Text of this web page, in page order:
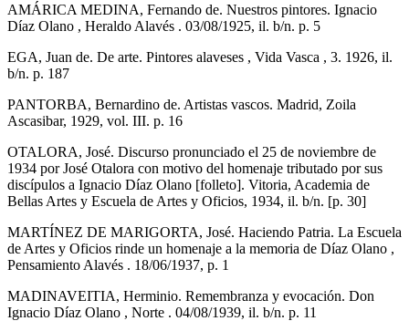
AMÁRICA MEDINA, Fernando de. Nuestros pintores. Ignacio
Díaz Olano , Heraldo Alavés . 03/08/1925, il. b/n. p. 5
EGA, Juan de. De arte. Pintores alaveses , Vida Vasca , 3. 1926, il.
b/n. p. 187
PANTORBA, Bernardino de. Artistas vascos. Madrid, Zoila
Ascasibar, 1929, vol. III. p. 16
OTALORA, José. Discurso pronunciado el 25 de noviembre de
1934 por José Otalora con motivo del homenaje tributado por sus
discípulos a Ignacio Díaz Olano [folleto]. Vitoria, Academia de
Bellas Artes y Escuela de Artes y Oficios, 1934, il. b/n. [p. 30]
MARTÍNEZ DE MARIGORTA, José. Haciendo Patria. La Escuela
de Artes y Oficios rinde un homenaje a la memoria de Díaz Olano ,
Pensamiento Alavés . 18/06/1937, p. 1
MADINAVEITIA, Herminio. Remembranza y evocación. Don
Ignacio Díaz Olano , Norte . 04/08/1939, il. b/n. p. 11